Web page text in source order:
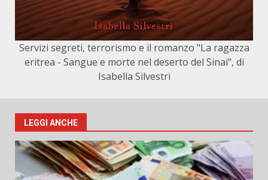
Servizi segreti, terrorismo e il romanzo "La ragazza
eritrea - Sangue e morte nel deserto del Sinai", di
Isabella Silvestri
LEGGI ANCHE